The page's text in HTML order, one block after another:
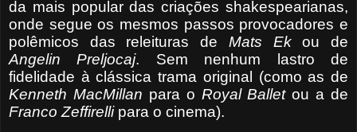
da mais popular das criações shakespearianas,
onde segue os mesmos passos provocadores e
polêmicos das releituras de Mats Ekou de
Angelin Preljocaj. Sem nenhum lastro de
fidelidade à clássica trama original (como as de
Kenneth MacMillan para o Royal Balletou a de
Franco Zeffirellipara o cinema).